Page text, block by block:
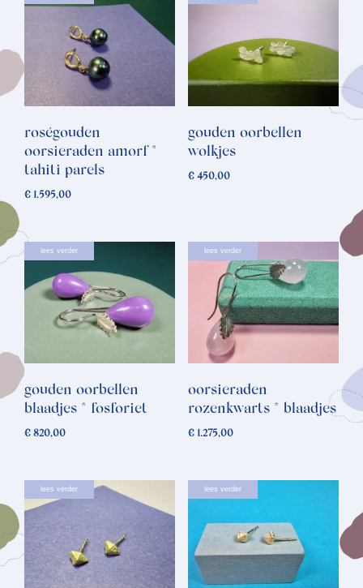
roségouden
oorsieraden amorf *
tahiti parels
€ 1.595,00
gouden oorbellen
wolkjes
€450,00
lees verder
gouden oorbellen
blaadjes * fosforiet
€ 820,00
lees verder
oorsieraden
rozenkwarts * blaadjes
€1.275,00
lees verder lees verder